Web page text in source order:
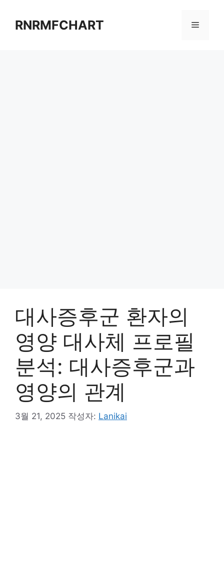
RNRMFCHART 메
대사증후군 환자의
영양 대사체 프로필
분석: 대사증후군과
영양의 관계
3월 21, 2025 작성자: Lanikai